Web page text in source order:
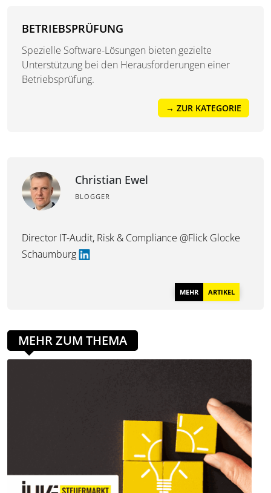
BETRIEBSPRÜFUNG
Spezielle Software-Lösungen bieten gezielte
Unterstützung bei den Herausforderungen einer
Betriebsprüfung.
→ ZUR KATEGORIE
Christian Ewel
BLOGGER
Director IT-Audit, Risk & Compliance @Flick Glocke
Schaumburg
MEHR ARTIKEL
MEHR ZUM THEMA